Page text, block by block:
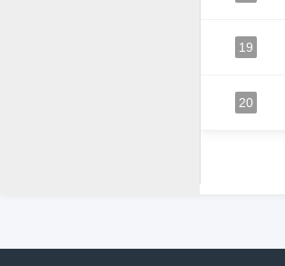
19
20